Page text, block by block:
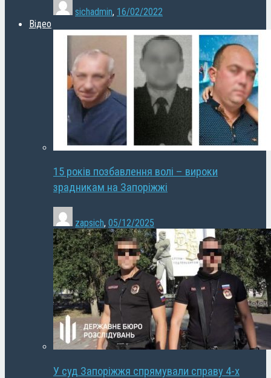
sichadmin, 16/02/2022
Відео
15 років позбавлення волі – вироки
зрадникам на Запоріжжі
zapsich, 05/12/2025
У суд Запоріжжя спрямували справу 4-х